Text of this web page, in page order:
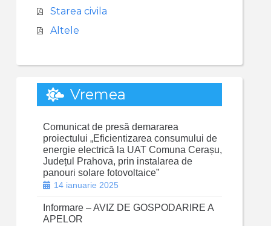
Starea civila
Altele
Vremea
Comunicat de presă demararea
proiectului „Eficientizarea consumului de
energie electrică la UAT Comuna Cerașu,
Județul Prahova, prin instalarea de
panouri solare fotovoltaice”
14 ianuarie 2025
Informare – AVIZ DE GOSPODARIRE A
APELOR